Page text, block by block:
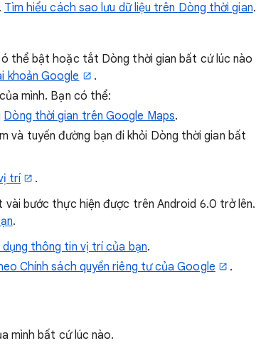
Tìm hiểu cách sao lưu dữ liệu trên Dòng thời gian.
thể bật hoặc tắt Dòng thời gian bất cứ lúc nào
khoản Google
.
mình. Bạn có thể:
Dòng thời gian trên Google Maps.
và tuyến đường bạn đi khỏi Dòng thời gian bất
trí
.
vài bước thực hiện được trên Android 6.0 trở lên.
.
thông tin vị trí của bạn.
Chính sách quyền riêng tư của Google
.
mình bất cứ lúc nào.